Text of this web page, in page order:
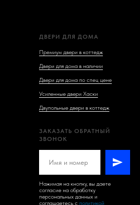
ДВЕРИ ДЛЯ ДОМА
Премиум двери в коттедж
Двери для дома в наличии
Двери для дома по спец цене
Усиленные двери Хаски
Двупольные двери в коттедж
ЗАКАЗАТЬ ОБРАТНЫЙ
ЗВОНОК
Нажимая на кнопку, вы даете
согласие на обработку
персональных данных и
соглашаетесь c политикой